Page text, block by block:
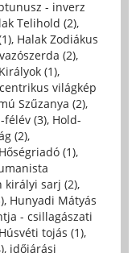
- inverz
Telihold (2),
, Halak Zodiákus
(2),
(1),
világkép
Szűzanya (2),
félév (3), Hold-
(2),
Hőségriadó (1),
királyi sarj (2),
, Hunyadi Mátyás
- csillagászati
Húsvéti tojás (1),
, időjárási